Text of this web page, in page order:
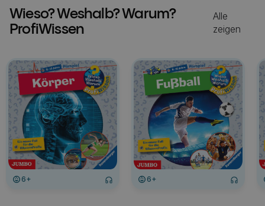
Wieso? Weshalb? Warum?
ProfiWissen
Alle
zeigen
6+ 6+